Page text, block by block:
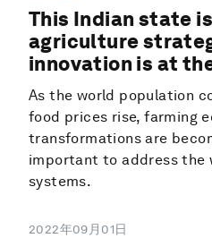
This Indian state
agriculture
innovation is at
As the world population
food prices rise, farming
transformations are
important to address the
systems.
2022年09月01日